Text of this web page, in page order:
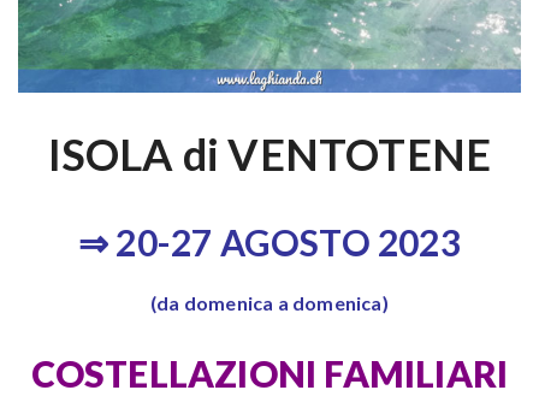
ISOLA di VENTOTENE
⇒ 20-27 AGOSTO 2023
(da domenica a domenica)
COSTELLAZIONI FAMILIARI